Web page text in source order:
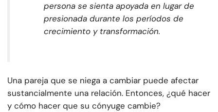
persona se sienta apoyada en lugar de
presionada durante los períodos de
crecimiento y transformación.
Una pareja que se niega a cambiar puede afectar
sustancialmente una relación. Entonces, ¿qué hacer
y cómo hacer que su cónyuge cambie?